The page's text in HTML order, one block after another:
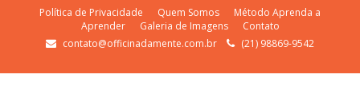
Política de Privacidade Quem Somos
Método Aprenda a
Aprender
Galeria de Imagens
Contato
contato@officinadamente.com.br
(21) 98869-9542